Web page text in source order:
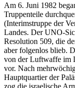
Am 6. Juni 1982
Truppenteile
(Interimstruppe der
Landes. Der UNO-
Resolution 509, die
aber folgenlos blieb.
von der Luftwaffe im
vor. Nach
Hauptquartier der
zog die israelische